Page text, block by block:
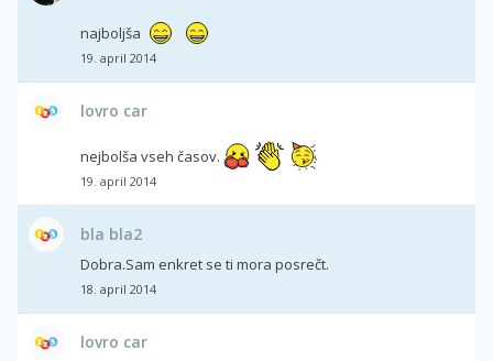
najboljša
19. april 2014
lovro car
nejbolša vseh časov.
19. april 2014
bla bla2
Dobra.Sam enkret se ti mora posrečt.
18. april 2014
lovro car